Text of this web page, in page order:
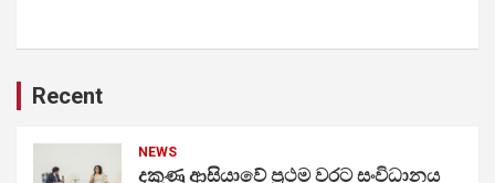
Recent
NEWS
දකුණු ආසියාවේ ප්‍රථම වරට සංවිධානය